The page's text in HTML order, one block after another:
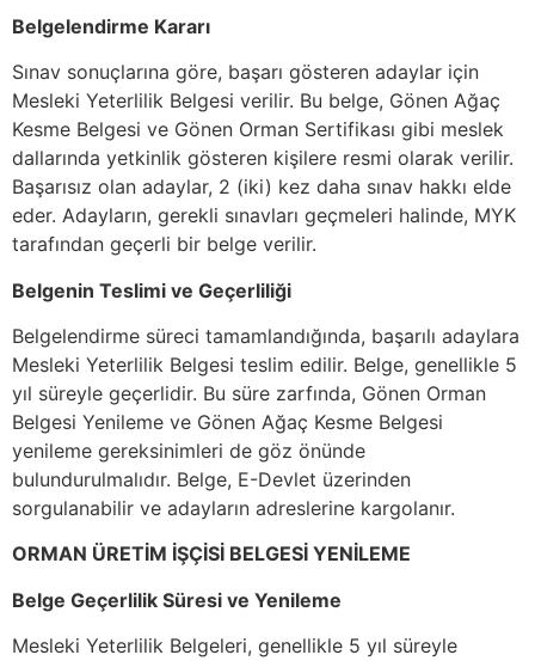
Belgelendirme Kararı
Sınav sonuçlarına göre, başarı gösteren adaylar için
Mesleki Yeterlilik Belgesi verilir. Bu belge, Gönen Ağaç
Kesme Belgesi ve Gönen Orman Sertifikası gibi meslek
dallarında yetkinlik gösteren kişilere resmi olarak verilir.
Başarısız olan adaylar, 2 (iki) kez daha sınav hakkı elde
eder. Adayların, gerekli sınavları geçmeleri halinde, MYK
tarafından geçerli bir belge verilir.
Belgenin Teslimi ve Geçerliliği
Belgelendirme süreci tamamlandığında, başarılı adaylara
Mesleki Yeterlilik Belgesi teslim edilir. Belge, genellikle 5
yıl süreyle geçerlidir. Bu süre zarfında, Gönen Orman
Belgesi Yenileme ve Gönen Ağaç Kesme Belgesi
yenileme gereksinimleri de göz önünde
bulundurulmalıdır. Belge, E-Devlet üzerinden
sorgulanabilir ve adayların adreslerine kargolanır.
ORMAN ÜRETİM İŞÇİSİ BELGESİ YENİLEME
Belge Geçerlilik Süresi ve Yenileme
Mesleki Yeterlilik Belgeleri, genellikle 5 yıl süreyle